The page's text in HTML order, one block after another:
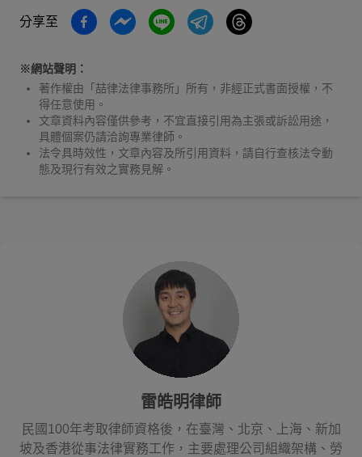
分享至
※網站聲明：
著作權由「喆律法律事務所」所有，非經正式書面授權，不
得任意使用。
文章資料內容僅供參考，不宜直接引用為主張或訴訟用途，
具體個案仍請洽詢專業律師。
法令具時效性，文章內容及所引用資料，請自行查核法令動
態及現行有效之實務見解。
雷皓明律師
民國100年考取律師資格後，在臺灣、北京、上海、新加
坡及香港從事法律實務工作，主要處理公司組織架構、勞